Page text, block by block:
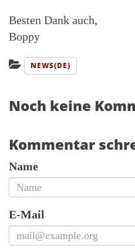
Besten Dank auch,
Boppy
Kategorien:
NEWS(DE)
Noch keine
Kommentar
Name
E-Mail